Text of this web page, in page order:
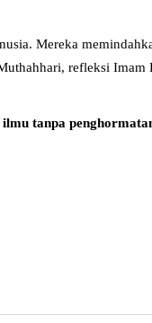
Mereka
refleksi
tanpa